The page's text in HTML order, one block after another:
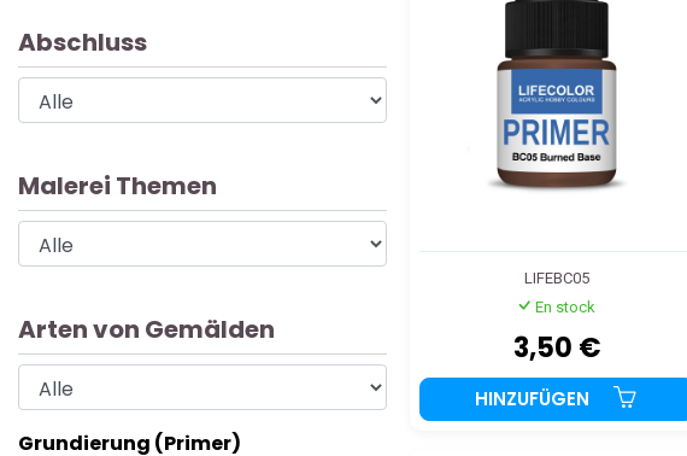
LIFEBC05
En stock
3,50 €
HINZUFÜGEN
Abschluss
Malerei Themen
Arten von Gemälden
Grundierung (Primer)